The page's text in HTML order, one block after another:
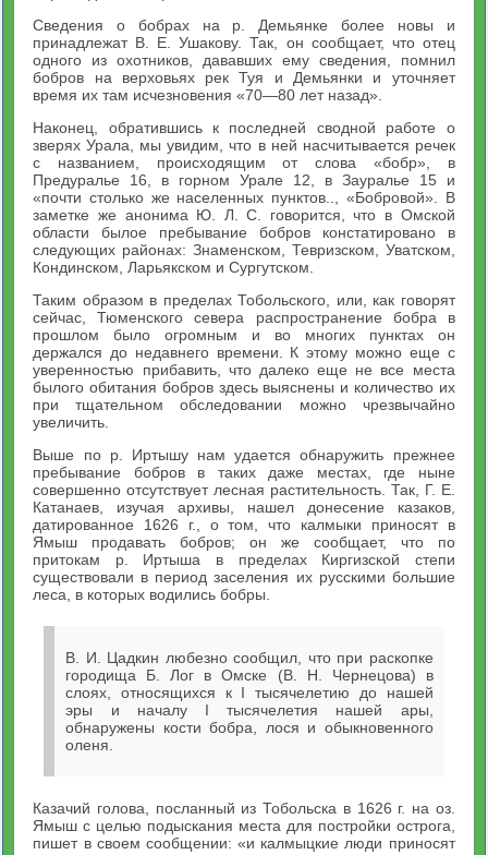
Сведения о бобрах на р. Демьянке более новы и
принадлежат В. Е. Ушакову. Так, он сообщает, что отец
одного из охотников, дававших ему сведения, помнил
бобров на верховьях рек Туя и Демьянки и уточняет
время их там исчезновения «70—80 лет назад».
Наконец, обратившись к последней сводной работе о
зверях Урала, мы увидим, что в ней насчитывается речек
с названием, происходящим от слова «бобр», в
Предуралье 16, в горном Урале 12, в Зауралье 15 и
«почти столько же населенных пунктов.., «Бобровой». В
заметке же анонима Ю. Л. С. говорится, что в Омской
области былое пребывание бобров констатировано в
следующих районах: Знаменском, Тевризском, Уватском,
Кондинском, Ларьякском и Сургутском.
Таким образом в пределах Тобольского, или, как говорят
сейчас, Тюменского севера распространение бобра в
прошлом было огромным и во многих пунктах он
держался до недавнего времени. К этому можно еще с
уверенностью прибавить, что далеко еще не все места
былого обитания бобров здесь выяснены и количество их
при тщательном обследовании можно чрезвычайно
увеличить.
Выше по р. Иртышу нам удается обнаружить прежнее
пребывание бобров в таких даже местах, где ныне
совершенно отсутствует лесная растительность. Так, Г. Е.
Катанаев, изучая архивы, нашел донесение казаков,
датированное 1626 г., о том, что калмыки приносят в
Ямыш продавать бобров; он же сообщает, что по
притокам р. Иртыша в пределах Киргизской степи
существовали в период заселения их русскими большие
леса, в которых водились бобры.
В. И. Цадкин любезно сообщил, что при раскопке
городища Б. Лог в Омске (В. Н. Чернецова) в
слоях, относящихся к I тысячелетию до нашей
эры и началу I тысячелетия нашей ары,
обнаружены кости бобра, лося и обыкновенного
оленя.
Казачий голова, посланный из Тобольска в 1626 г. на оз.
Ямыш с целью подыскания места для постройки острога,
пишет в своем сообщении: «и калмыцкие люди приносят